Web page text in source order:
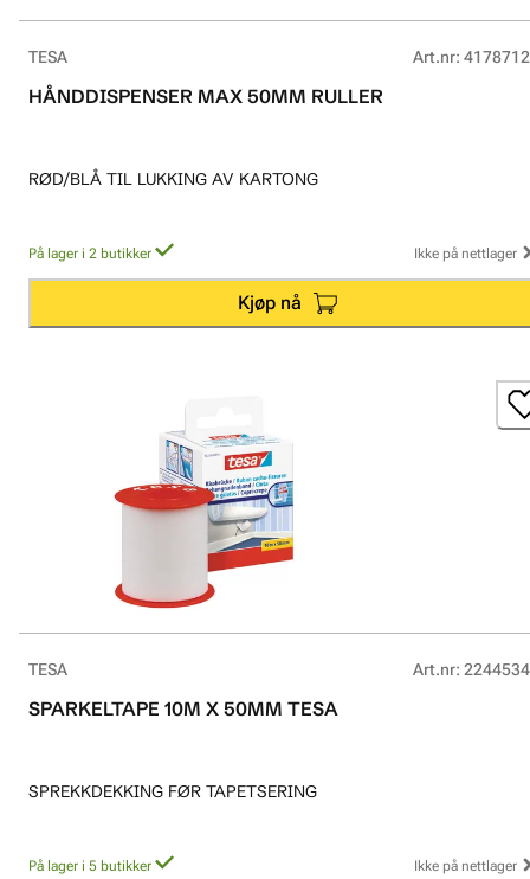
TESA Art.nr:
HÅNDDISPENSER MAX 50MM RULLER
RØD/BLÅ TIL LUKKING AV KARTONG
På lager i 2 butikker Ikke på nettlager
Kjøp nå
TESA Art.nr:
SPARKELTAPE 10M X 50MM TESA
SPREKKDEKKING FØR TAPETSERING
På lager i 5 butikker Ikke på nettlager